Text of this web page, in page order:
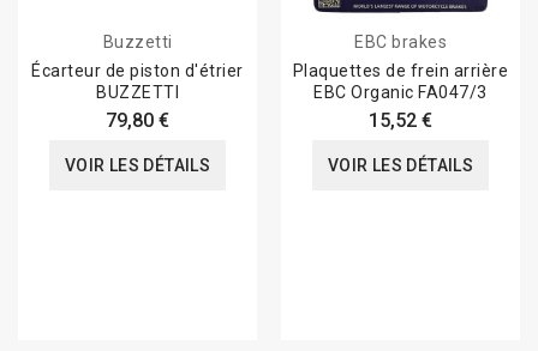
Buzzetti
Écarteur de piston d'étrier
BUZZETTI
79,80 €
VOIR LES DÉTAILS
EBC brakes
Plaquettes de frein arrière
EBC Organic FA047/3
15,52 €
VOIR LES DÉTAILS